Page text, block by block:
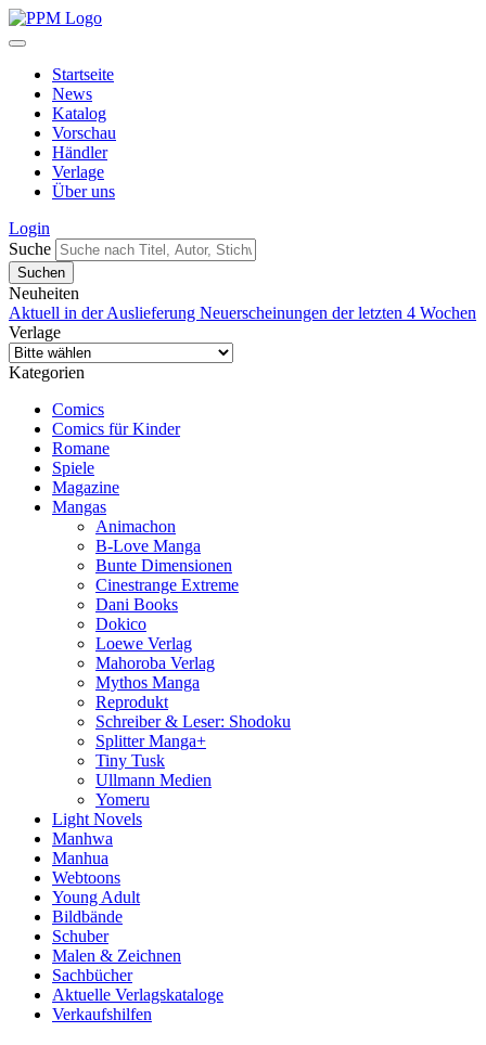
Startseite
News
Katalog
Vorschau
Händler
Verlage
Über uns
Login
Suche
Neuheiten
Aktuell in der Auslieferung Neuerscheinungen der letzten 4 Wochen
Verlage
Kategorien
Comics
Comics für Kinder
Romane
Spiele
Magazine
Mangas
Animachon
B-Love Manga
Bunte Dimensionen
Cinestrange Extreme
Dani Books
Dokico
Loewe Verlag
Mahoroba Verlag
Mythos Manga
Reprodukt
Schreiber & Leser: Shodoku
Splitter Manga+
Tiny Tusk
Ullmann Medien
Yomeru
Light Novels
Manhwa
Manhua
Webtoons
Young Adult
Bildbände
Schuber
Malen & Zeichnen
Sachbücher
Aktuelle Verlagskataloge
Verkaufshilfen